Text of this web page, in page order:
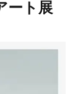
ート展